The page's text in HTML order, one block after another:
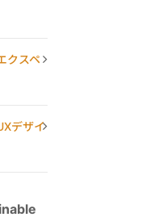
クスペ
デザイ